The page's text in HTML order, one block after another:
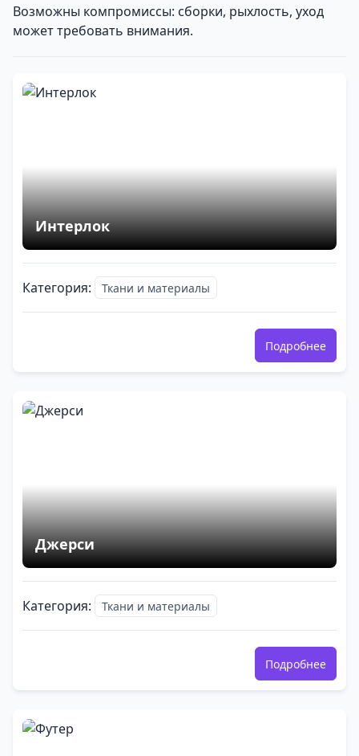
Возможны компромиссы: сборки, рыхлость, уход
может требовать внимания.
Интерлок
Категория: Ткани и материалы
Подробнее
Джерси
Категория: Ткани и материалы
Подробнее